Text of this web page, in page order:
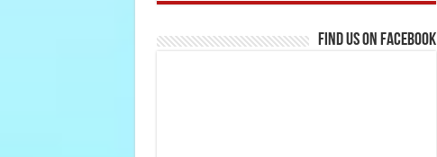
Find us on Facebook